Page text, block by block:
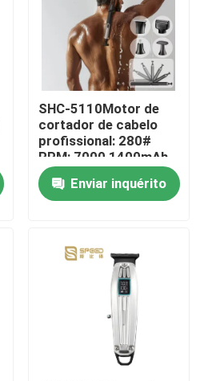
SHC-5110Motor de
cortador de cabelo
profissional: 280#
RPM: 7000 1400mAh
bateria de lítio
Enviar inquérito